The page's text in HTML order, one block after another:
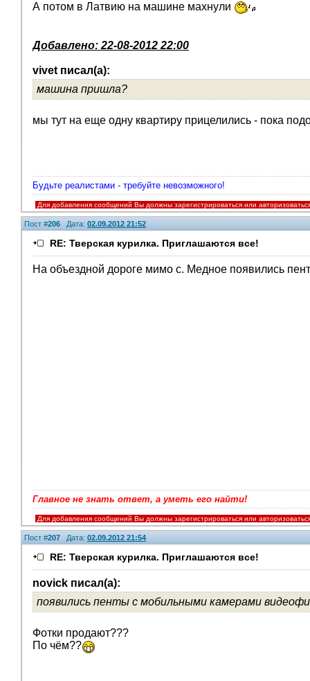
А потом в Латвию на машине махнули
Добавлено: 22-08-2012 22:00
vivet писал(а):
машина пришла?
мы тут на еще одну квартиру прицелились - пока
Будьте реалистами - требуйте невозможного!
Для добавления сообщений Вы должны зарегистрироваться или
Пост #206 Дата: 02.09.2012 21:52
RE: Тверская курилка. Приглашаются все!
На объездной дороге мимо с. Медное появились
Главное не знать ответ, а уметь его найти!
Для добавления сообщений Вы должны зарегистрироваться или
Пост #207 Дата: 02.09.2012 21:54
RE: Тверская курилка. Приглашаются все!
novick писал(а):
появились пенты с мобильными камерами
Фотки продают???
По чём??